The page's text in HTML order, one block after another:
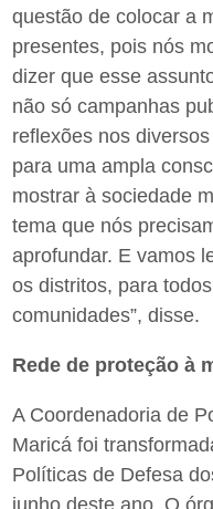
questão de colocar a
presentes, pois nós
dizer que esse
não só campanhas
reflexões nos
para uma ampla
mostrar à sociedade
tema que nós
aprofundar. E vamos
os distritos, para
comunidades”, disse.
Rede de proteção à
A Coordenadoria de
Maricá foi
Políticas de Defesa